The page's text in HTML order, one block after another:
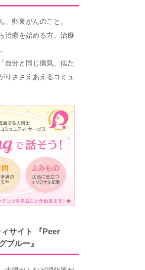
、卵巣がんのこと。
治療を始める方、治療
自分と同じ病気、似た
りささえあえるコミュ
サイト 『Peer
ブルー』